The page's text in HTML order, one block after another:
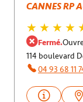
CANNES RP
Fermé.
114 boulevard
04 93 68 11